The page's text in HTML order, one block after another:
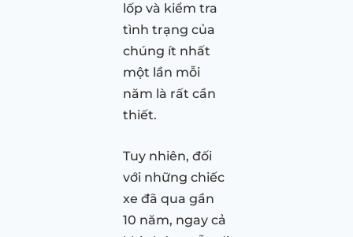
lốp và kiểm tra
tình trạng của
chúng ít nhất
một lần mỗi
năm là rất cần
thiết.
Tuy nhiên, đối
với những chiếc
xe đã qua gần
10 năm, ngay cả